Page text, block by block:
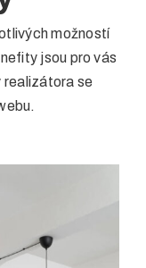
možností
jsou pro vás
realizátora se